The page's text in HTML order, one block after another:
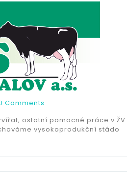
Comments
ostatní pomocné práce v ŽV.
vysokoprodukční stádo